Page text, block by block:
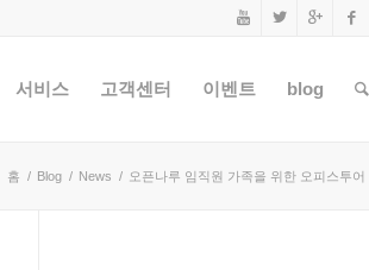
서비스 고객센터 이벤트 blog
홈 / Blog / News / 오픈나루 임직원 가족을 위한 오피스투어